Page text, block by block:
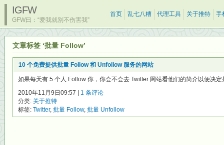
IGFW
GFW曰：“爱我就别不伤害我”
首页 乱七八糟 代理工具 关于推特 手
文章标签 ‘批量 Follow’
10 个免费提供批量 Follow 和 Unfollow 服务的网站
如果每天有 5 个人 Follow 你，你会不会去 Twitter 网站看他们的简介以便决
2010年11月9日09:57 | 1 条评论
分类: 关于推特
标签: Twitter, 批量 Follow, 批量 Unfollow